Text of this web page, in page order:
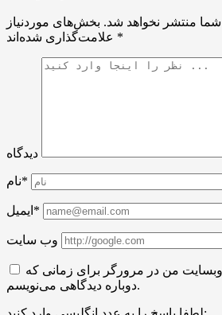
شما منتشر نخواهد شد. بخش‌های موردنیاز
*
دیدگاه
نام*
ایمیل*
وب سایت
وبسایت من در مرورگر برای زمانی که
دوباره دیدگاهی می‌نویسم.